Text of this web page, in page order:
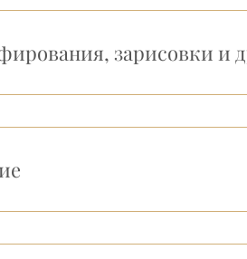
зарисовки и